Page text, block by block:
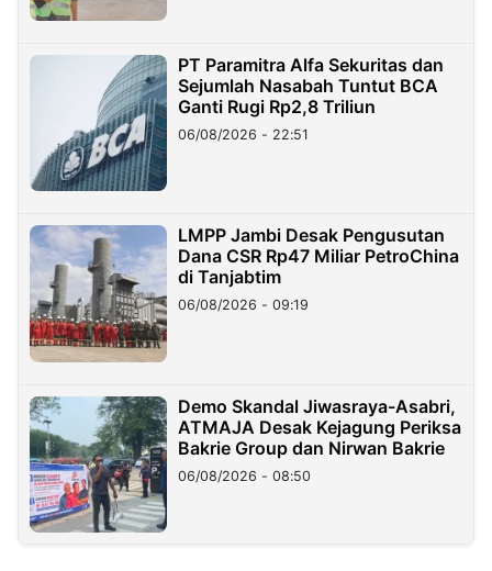
PT Paramitra Alfa Sekuritas dan
Sejumlah Nasabah Tuntut BCA
Ganti Rugi Rp2,8 Triliun
06/08/2026 - 22:51
LMPP Jambi Desak Pengusutan
Dana CSR Rp47 Miliar PetroChina
di Tanjabtim
06/08/2026 - 09:19
Demo Skandal Jiwasraya-Asabri,
ATMAJA Desak Kejagung Periksa
Bakrie Group dan Nirwan Bakrie
06/08/2026 - 08:50